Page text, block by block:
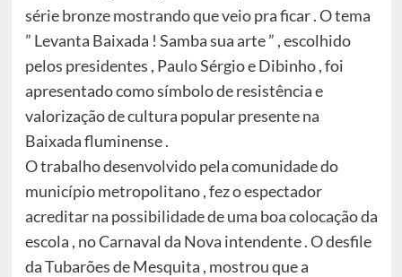
série bronze mostrando que veio pra ficar . O tema
” Levanta Baixada ! Samba sua arte ” , escolhido
pelos presidentes , Paulo Sérgio e Dibinho , foi
apresentado como símbolo de resistência e
valorização de cultura popular presente na
Baixada fluminense .
O trabalho desenvolvido pela comunidade do
município metropolitano , fez o espectador
acreditar na possibilidade de uma boa colocação da
escola , no Carnaval da Nova intendente . O desfile
da Tubarões de Mesquita , mostrou que a